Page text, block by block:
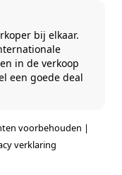
bij elkaar.
in de verkoop
een goede deal
voorbehouden |
verklaring